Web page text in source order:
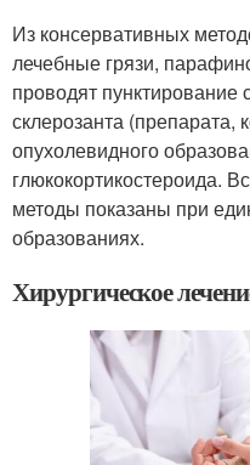
Из консервативных
лечебные грязи,
проводят
склерозанта (препарата,
опухолевидного
глюкокортикостероида.
методы показаны при
образованиях.
Хирургическое